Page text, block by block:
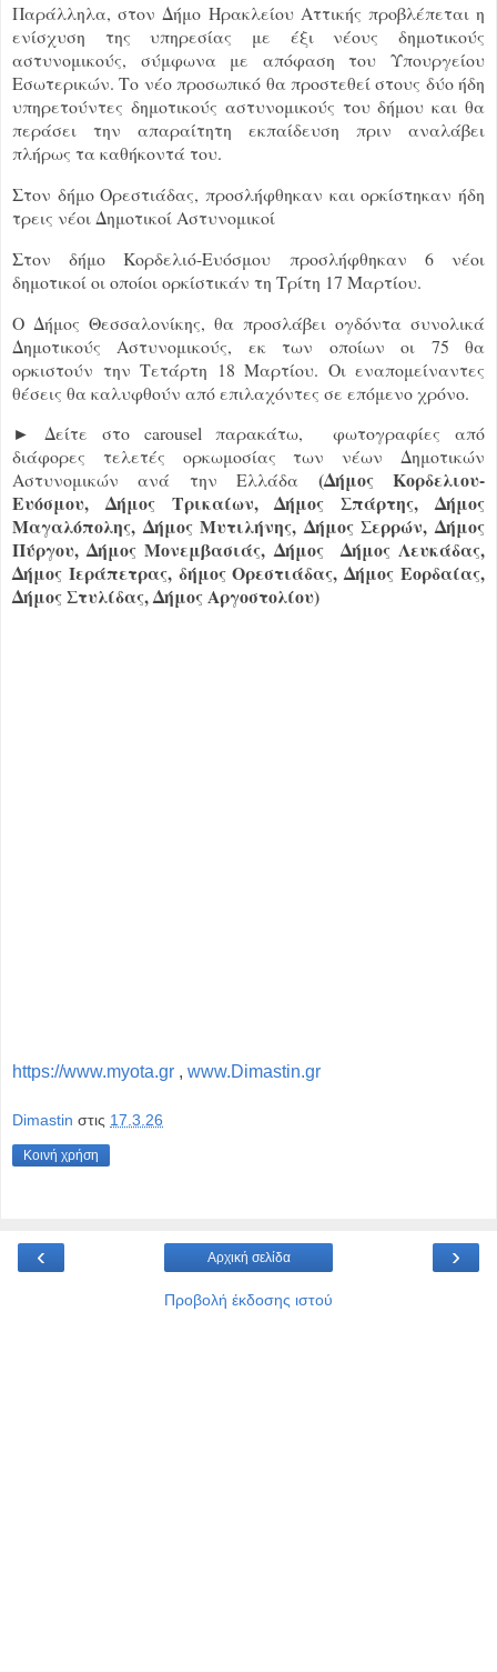
Παράλληλα, στον Δήμο Ηρακλείου Αττικής προβλέπεται η
ενίσχυση της υπηρεσίας με έξι νέους δημοτικούς
αστυνομικούς, σύμφωνα με απόφαση του Υπουργείου
Εσωτερικών. Το νέο προσωπικό θα προστεθεί στους δύο ήδη
υπηρετούντες δημοτικούς αστυνομικούς του δήμου και θα
περάσει την απαραίτητη εκπαίδευση πριν αναλάβει
πλήρως τα καθήκοντά του.
Στον δήμο Ορεστιάδας, προσλήφθηκαν και ορκίστηκαν ήδη
τρεις νέοι Δημοτικοί Αστυνομικοί
Στον δήμο Κορδελιό-Ευόσμου προσλήφθηκαν 6 νέοι
δημοτικοί οι οποίοι ορκίστικάν τη Τρίτη 17 Μαρτίου.
Ο Δήμος Θεσσαλονίκης, θα προσλάβει ογδόντα συνολικά
Δημοτικούς Αστυνομικούς, εκ των οποίων οι 75 θα
ορκιστούν την Τετάρτη 18 Μαρτίου. Οι εναπομείναντες
θέσεις θα καλυφθούν από επιλαχόντες σε επόμενο χρόνο.
► Δείτε στο carousel παρακάτω, φωτογραφίες από
διάφορες τελετές ορκωμοσίας των νέων Δημοτικών
Αστυνομικών ανά την Ελλάδα (Δήμος Κορδελιου-
Ευόσμου, Δήμος Τρικαίων, Δήμος Σπάρτης, Δήμος
Μαγαλόπολης, Δήμος Μυτιλήνης, Δήμος Σερρών, Δήμος
Πύργου, Δήμος Μονεμβασιάς, Δήμος Δήμος Λευκάδας,
Δήμος Ιεράπετρας, δήμος Ορεστιάδας, Δήμος Εορδαίας,
Δήμος Στυλίδας, Δήμος Αργοστολίου)
https://www.myota.gr , www.Dimastin.gr
Dimastin στις 17.3.26
Κοινή χρήση
‹ ›
Αρχική σελίδα
Προβολή έκδοσης ιστού